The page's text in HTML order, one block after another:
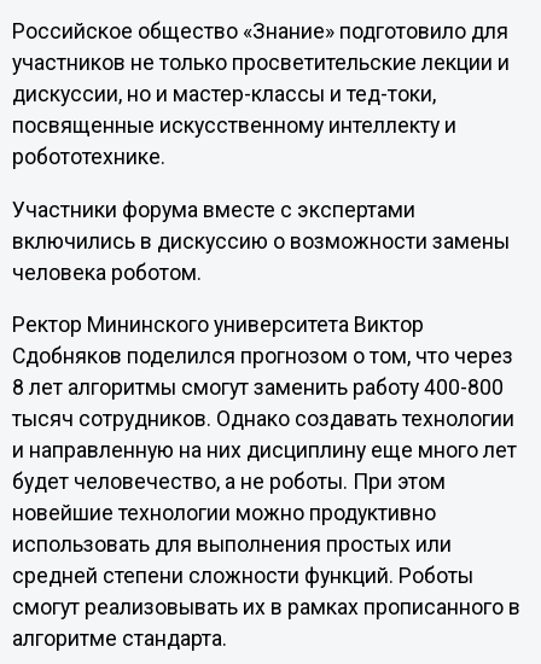
Российское общество «Знание» подготовило для
участников не только просветительские лекции и
дискуссии, но и мастер-классы и тед-токи,
посвященные искусственному интеллекту и
робототехнике.
Участники форума вместе с экспертами
включились в дискуссию о возможности замены
человека роботом.
Ректор Мининского университета Виктор
Сдобняков поделился прогнозом о том, что через
8 лет алгоритмы смогут заменить работу 400-800
тысяч сотрудников. Однако создавать технологии
и направленную на них дисциплину еще много лет
будет человечество, а не роботы. При этом
новейшие технологии можно продуктивно
использовать для выполнения простых или
средней степени сложности функций. Роботы
смогут реализовывать их в рамках прописанного в
алгоритме стандарта.